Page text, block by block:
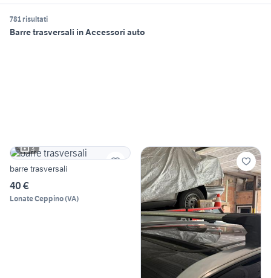
781 risultati
Barre trasversali in Accessori auto
3
barre trasversali
40 €
Lonate Ceppino(VA)